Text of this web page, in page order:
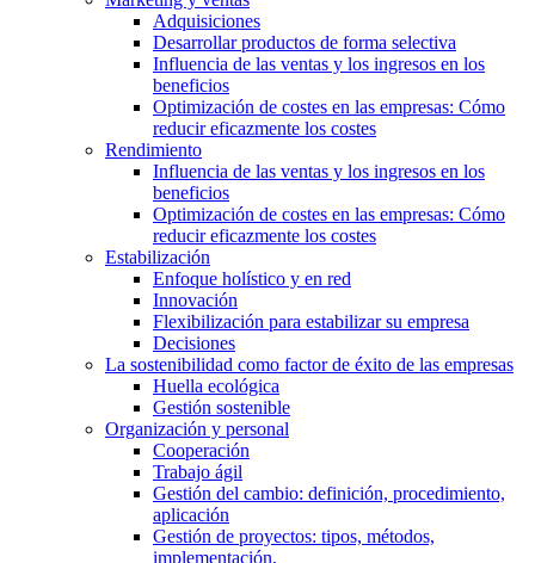
Adquisiciones
Desarrollar productos de forma selectiva
Influencia de las ventas y los ingresos en los
beneficios
Optimización de costes en las empresas: Cómo
reducir eficazmente los costes
Rendimiento
Influencia de las ventas y los ingresos en los
beneficios
Optimización de costes en las empresas: Cómo
reducir eficazmente los costes
Estabilización
Enfoque holístico y en red
Innovación
Flexibilización para estabilizar su empresa
Decisiones
La sostenibilidad como factor de éxito de las empresas
Huella ecológica
Gestión sostenible
Organización y personal
Cooperación
Trabajo ágil
Gestión del cambio: definición, procedimiento,
aplicación
Gestión de proyectos: tipos, métodos,
implementación.